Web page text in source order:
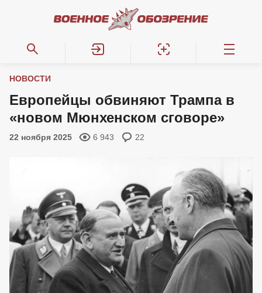
НОВОСТИ
Европейцы обвиняют Трампа в
«новом Мюнхенском сговоре»
22 ноября 2025 6 943 22